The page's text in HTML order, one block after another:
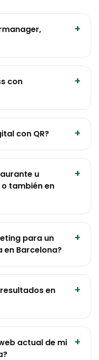
+
con
+
con QR? +
u
también en
+
para un
Barcelona?
+
en
+
actual de mi
+